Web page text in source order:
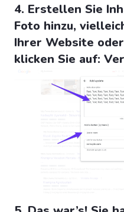
4. Erstellen Sie
Foto hinzu,
Ihrer Website
klicken Sie auf: